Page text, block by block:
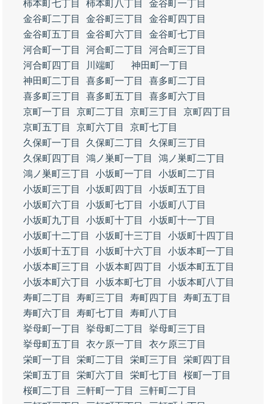
柿本町七丁目
柿本町八丁目
金谷町一丁目
金谷町二丁目
金谷町三丁目
金谷町四丁目
金谷町五丁目
金谷町六丁目
金谷町七丁目
河合町一丁目
河合町二丁目
河合町三丁目
河合町四丁目
川端町
神田町一丁目
神田町二丁目
喜多町一丁目
喜多町二丁目
喜多町三丁目
喜多町五丁目
喜多町六丁目
京町一丁目
京町二丁目 京町三丁目
京町四丁目
京町五丁目
京町六丁目
京町七丁目
久保町一丁目
久保町二丁目
久保町三丁目
久保町四丁目
鴻ノ巣町一丁目
鴻ノ巣町二丁目
鴻ノ巣町三丁目
小坂町一丁目
小坂町二丁目
小坂町三丁目
小坂町四丁目
小坂町五丁目
小坂町六丁目
小坂町七丁目
小坂町八丁目
小坂町九丁目
小坂町十丁目
小坂町十一丁目
小坂町十二丁目
小坂町十三丁目
小坂町十四丁目
小坂町十五丁目
小坂町十六丁目
小坂本町一丁目
小坂本町三丁目
小坂本町四丁目
小坂本町五丁目
小坂本町六丁目
小坂本町七丁目
小坂本町八丁目
寿町二丁目
寿町三丁目 寿町四丁目
寿町五丁目
寿町六丁目
寿町七丁目
寿町八丁目
挙母町一丁目
挙母町二丁目
挙母町三丁目
挙母町五丁目
衣ケ原一丁目
衣ケ原三丁目
栄町一丁目
栄町二丁目 栄町三丁目
栄町四丁目
栄町五丁目
栄町六丁目 栄町七丁目
桜町一丁目
桜町二丁目
三軒町一丁目
三軒町二丁目